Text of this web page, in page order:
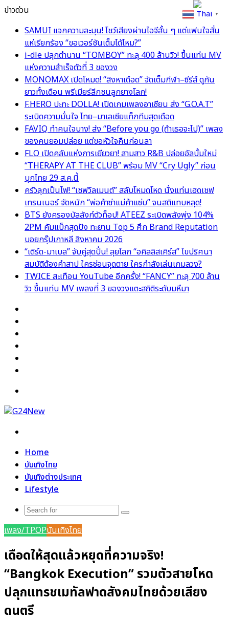
ข่าวด่วน
SAMUI แจกความละมุน! โชว์เสียงผ่านไอจีสั้น ๆ แต่แฟนใจสั่น
แห่เรียกร้อง “ขอเวอร์ชันเต็มได้ไหม?”
i-dle ปลุกตำนาน “TOMBOY” ทะลุ 400 ล้านวิว! ขึ้นแท่น MV
แห่งความสำเร็จตัวที่ 3 ของวง
MONOMAX เปิดโหมด! “สิงหาเดือด” จัดเต็มกีฬา–ซีรีส์ ดูกัน
ยาวทั้งเดือน พรีเมียร์ลีกชนลูกยางโลก!
F.HERO ปะทะ DOLLA! เปิดเกมเพลงอาเซียน ส่ง “G.O.A.T”
ระเบิดความมั่นใจ ไทย–มาเลเซียแท็กทีมสุดเดือด
FAVIQ ทำคนใจบาง! ส่ง “Before you go (ถ้าเธอจะไป)” เพลง
ของคนยอมปล่อย แต่ขอหัวใจคืนก่อนลา
FLO เปิดคลับแห่งการเยียวยา! สามสาว R&B ปล่อยอัลบั้มใหม่
“THERAPY AT THE CLUB” พร้อม MV “Cry Ugly” ก่อน
บุกไทย 29 ส.ค.นี้
ครัวลุกเป็นไฟ! “เชฟวิลเมนต์” สลับโหมดโหด นั่งแท่นเฮดเชฟ
เทรนเนอร์ จัดหนัก “พ่อค้าซ่าแม่ค้าแซ่บ” จนสติแทบหลุด!
BTS ยังครองบัลลังก์ตัวท็อป! ATEEZ ระเบิดพลังพุ่ง 104%
2PM คัมแบ็กสุดปัง ทะยาน Top 5 ศึก Brand Reputation
บอยกรุ๊ปเกาหลี สิงหาคม 2026
“เติร์ด-มาเบล” จับคู่สุดปั่น! ลุยโลก “อคิลลิสเคิร์ส” ไขปริศนา
สมบัติต้องคำสาป ใครซ่อนจุดตาย ใครกำลังเล่นเกมลวง?
TWICE สะเทือน YouTube อีกครั้ง! “FANCY” ทะลุ 700 ล้าน
วิว ขึ้นแท่น MV เพลงที่ 3 ของวงแตะสถิติระดับมหึมา
Home
บันเทิงไทย
บันเทิงต่างประเทศ
Lifestyle
Search
เพลง/TPOPบันเทิงไทย
เดือดให้สุดแล้วหยุดที่ความจริง!
“Bangkok Execution” รวมตัวสายโหด
ปลุกแทรชเมทัลฟาดสังคมไทยด้วยเสียง
ดนตรี
Thai ▼